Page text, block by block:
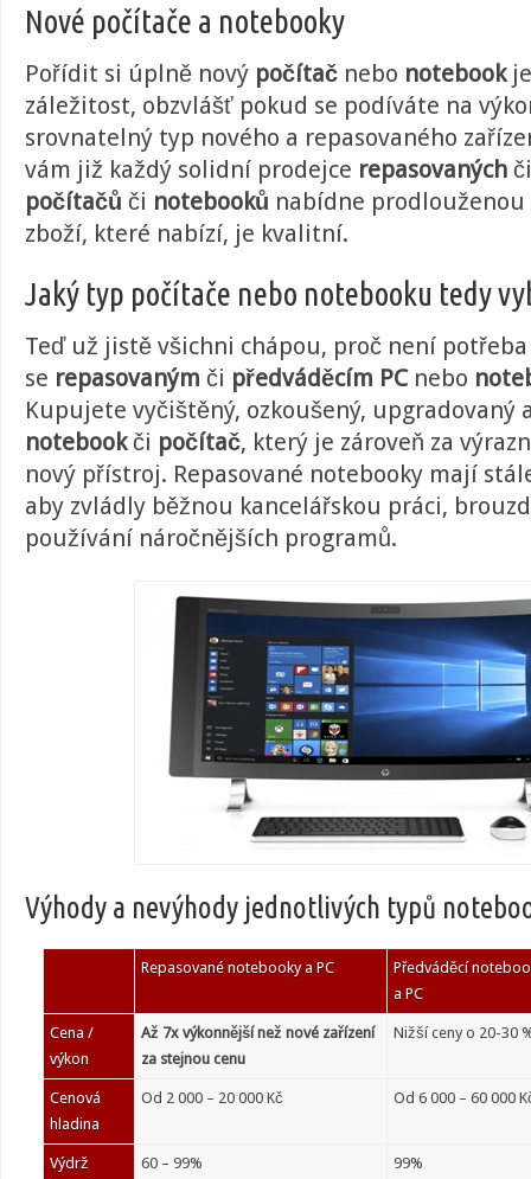
Nové počítače a notebooky
Pořídit si úplně nový počítač nebo notebookje
záležitost, obzvlášť pokud se podíváte na
srovnatelný typ nového a repasovaného
vám již každý solidní prodejce repasovaných
počítačů či notebooků nabídne
zboží, které nabízí, je kvalitní.
Jaký typ počítače nebo notebooku tedy
Teď už jistě všichni chápou, proč není potřeba
se repasovaným či předváděcím PCnebo
Kupujete vyčištěný, ozkoušený, upgradovaný
notebookči počítač, který je zároveň za
nový přístroj. Repasované notebooky mají
aby zvládly běžnou kancelářskou práci,
používání náročnějších programů.
Výhody a nevýhody jednotlivých typů
Repasované notebooky a PC
Předváděcí
a PC
Cena /
výkon
Až 7x výkonnější než nové zařízení
za stejnou cenu
Nižší ceny o 20-30
Cenová
hladina
Od 2 000 – 20 000 Kč Od 6 000 – 60 000
Výdrž
60 – 99% 99%